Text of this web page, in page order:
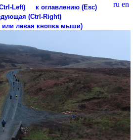
ru en
Left)
к оглавлению (Esc)
(Ctrl-Right)
или левая кнопка мыши)